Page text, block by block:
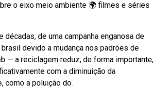
o eixo meio ambiente 🌍 filmes e séries
de uma campanha enganosa de
devido a mudança nos padrões de
— a reciclagem reduz, de forma importante,
com a diminuição da
como a poluição do.